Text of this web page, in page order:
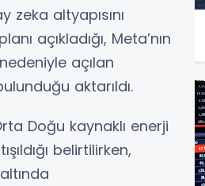
zeka altyapısını
açıkladığı, Meta’nın
açılan
aktarıldı.
Doğu kaynaklı enerji
belirtilirken,